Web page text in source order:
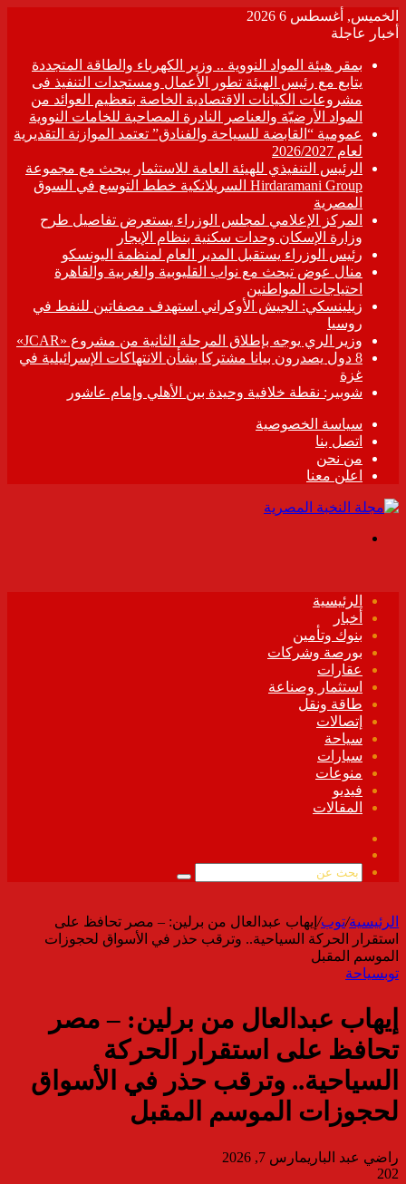
الخميس, أغسطس 6 2026
أخبار عاجلة
بمقر هيئة المواد النووية .. وزير الكهرباء والطاقة المتجددة
يتابع مع رئيس الهيئة تطور الأعمال ومستجدات التنفيذ فى
مشروعات الكيانات الاقتصادية الخاصة بتعظيم العوائد من
المواد الأرضيّة والعناصر النادرة المصاحبة للخامات النووية
عمومية “القابضة للسياحة والفنادق” تعتمد الموازنة التقديرية
لعام 2026/2027
الرئيس التنفيذي للهيئة العامة للاستثمار يبحث مع مجموعة
Hirdaramani Group السريلانكية خطط التوسع في السوق
المصرية
المركز الإعلامي لمجلس الوزراء يستعرض تفاصيل طرح
وزارة الإسكان وحدات سكنية بنظام الإيجار
رئيس الوزراء يستقبل المدير العام لمنظمة اليونسكو
منال عوض تبحث مع نواب القليوبية والغربية والقاهرة
احتياجات المواطنين
زيلينسكي: الجيش الأوكراني استهدف مصفاتين للنفط في
روسيا
وزير الري يوجه بإطلاق المرحلة الثانية من مشروع «JCAR»
8 دول يصدرون بيانا مشتركا بشأن الانتهاكات الإسرائيلية في
غزة
شوبير: نقطة خلافية وحيدة بين الأهلي وإمام عاشور
سياسة الخصوصية
اتصل بنا
من نحن
اعلن معنا
الرئيسية
أخبار
بنوك وتأمين
بورصة وشركات
عقارات
استثمار وصناعة
طاقة ونقل
إتصالات
سياحة
سيارات
منوعات
فيديو
المقالات
الموقع
بحث
الرئيسية/توب/ إيهاب عبدالعال من برلين: – مصر تحافظ على
استقرار الحركة السياحية.. وترقب حذر في الأسواق لحجوزات
الموسم المقبل
توبسياحة
إيهاب عبدالعال من برلين: – مصر
تحافظ على استقرار الحركة
السياحية.. وترقب حذر في الأسواق
لحجوزات الموسم المقبل
راضي عبد الباريمارس 7, 2026
202